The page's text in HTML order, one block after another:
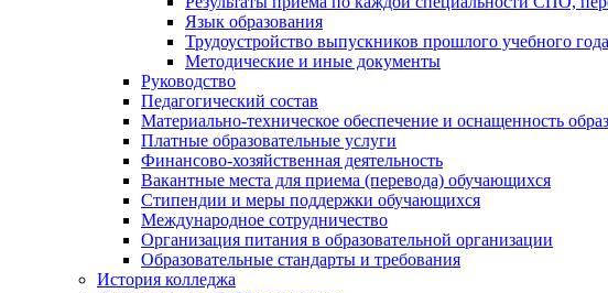
Язык образования
Трудоустройство выпускников прошлого учебного
Методические и иные документы
Руководство
Педагогический состав
Материально-техническое обеспечение и оснащенность
Платные образовательные услуги
Финансово-хозяйственная деятельность
Вакантные места для приема (перевода) обучающихся
Стипендии и меры поддержки обучающихся
Международное сотрудничество
Организация питания в образовательной организации
Образовательные стандарты и требования
История колледжа